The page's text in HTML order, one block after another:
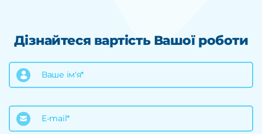
Дізнайтеся вартість Вашої роботи
Ваше ім'я*
E-mail*